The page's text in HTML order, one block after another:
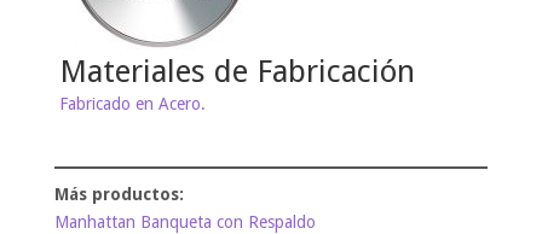
Materiales de Fabricación
Fabricado en Acero.
Manhattan Banqueta con Respaldo